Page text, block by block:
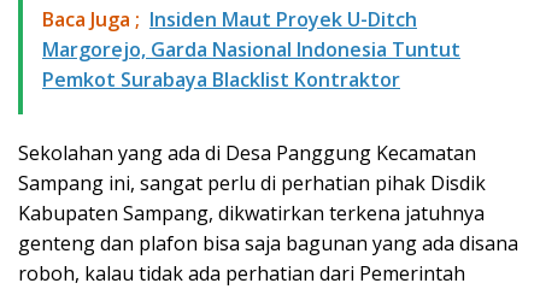
Baca Juga ; ​Insiden Maut Proyek U-Ditch
Margorejo, Garda Nasional Indonesia Tuntut
Pemkot Surabaya Blacklist Kontraktor
Sekolahan yang ada di Desa Panggung Kecamatan
Sampang ini, sangat perlu di perhatian pihak Disdik
Kabupaten Sampang, dikwatirkan terkena jatuhnya
genteng dan plafon bisa saja bagunan yang ada disana
roboh, kalau tidak ada perhatian dari Pemerintah